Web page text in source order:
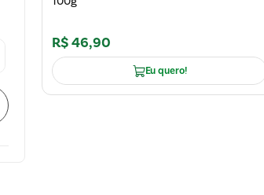
R$46,90
Eu quero!